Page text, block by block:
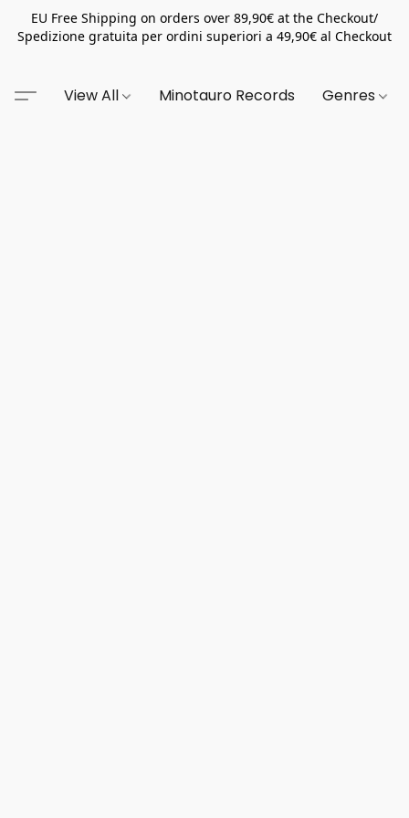
EU Free Shipping on orders over 89,90€ at the Checkout/
Spedizione gratuita per ordini superiori a 49,90€ al Checkout
View All Minotauro Records Genres